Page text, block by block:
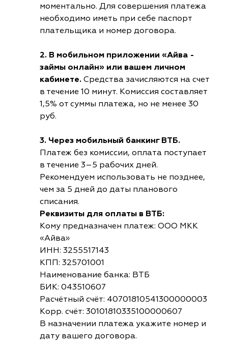
моментально. Для совершения платежа
необходимо иметь при себе паспорт
плательщика и номер договора.
2. В мобильном приложении «Айва -
займы онлайн» или вашем личном
кабинете. Средства зачисляются на счет
в течение 10 минут. Комиссия составляет
1,5% от суммы платежа, но не менее 30
руб.
3. Через мобильный банкинг ВТБ.
Платеж без комиссии, оплата поступает
в течение 3–5 рабочих дней.
Рекомендуем использовать не позднее,
чем за 5 дней до даты планового
списания.
Реквизиты для оплаты в ВТБ:
Кому предназначен платеж: ООО МКК
«Айва»
ИНН: 3255517143
КПП: 325701001
Наименование банка: ВТБ
БИК: 043510607
Расчётный счёт: 40701810541300000003
Корр. счёт: 30101810335100000607
В назначении платежа укажите номер и
дату вашего договора.